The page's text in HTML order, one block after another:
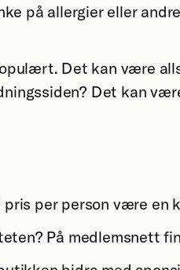
på allergier eller
Det kan være
Det kan
per person være
På medlemsnett